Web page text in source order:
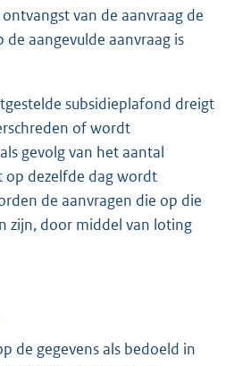
van de aanvraag de
aangevulde aanvraag is
subsidieplafond dreigt
of wordt
gevolg van het aantal
op dezelfde dag wordt
de aanvragen die op die
zijn, door middel van loting
de gegevens als bedoeld in